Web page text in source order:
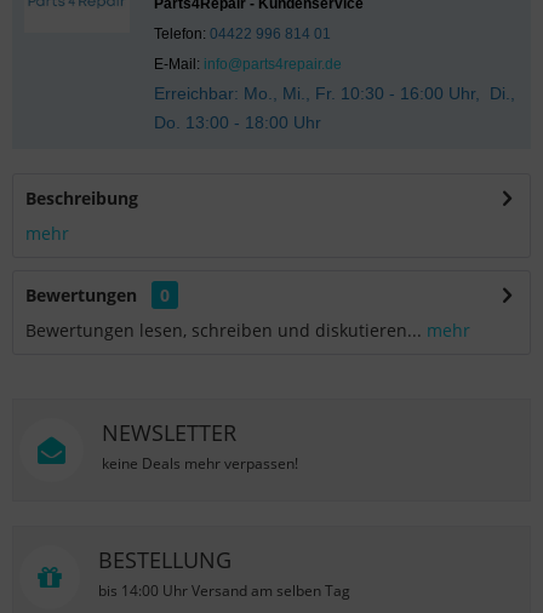
Parts4Repair - Kundenservice
Telefon: 04422 996 814 01
E-Mail: info@parts4repair.de
Erreichbar: Mo., Mi., Fr. 10:30 - 16:00 Uhr, Di.,
Do. 13:00 - 18:00 Uhr
Beschreibung
mehr
Bewertungen
0
Bewertungen lesen, schreiben und diskutieren... mehr
NEWSLETTER
keine Deals mehr verpassen!
BESTELLUNG
bis 14:00 Uhr Versand am selben Tag